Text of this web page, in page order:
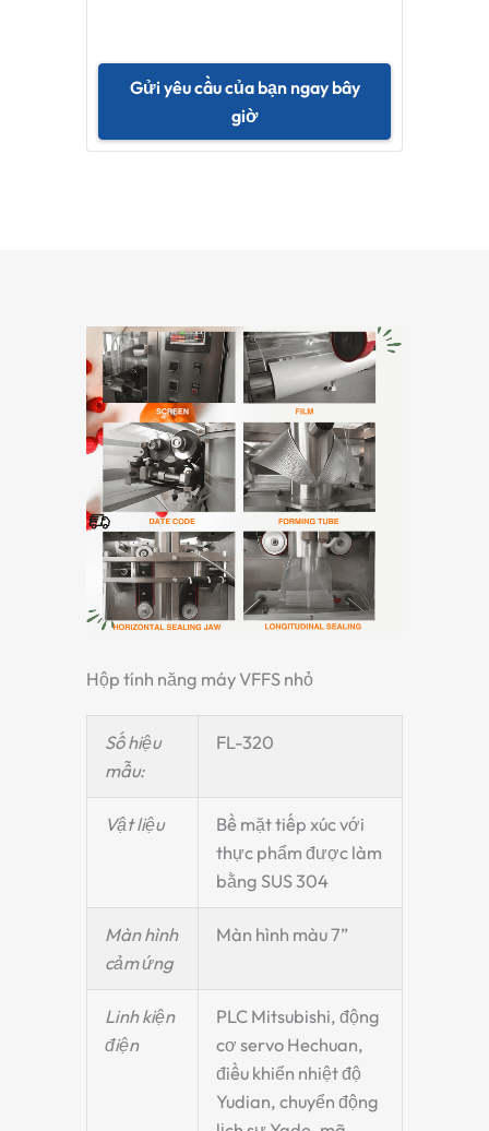
Gửi yêu cầu của bạn ngay bây
giờ
Hộp tính năng máy VFFS nhỏ
Số hiệu
mẫu:
FL-320
Vật liệu
Bề mặt tiếp xúc với
thực phẩm được làm
bằng SUS 304
Màn hình
cảm ứng
Màn hình màu 7”
Linh kiện
điện
PLC Mitsubishi, động
cơ servo Hechuan,
điều khiển nhiệt độ
Yudian, chuyển động